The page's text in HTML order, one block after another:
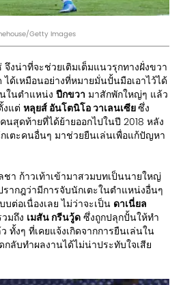
Getty Images
งน่าที่จะช่วยเติมเต็มแนวรุกทางฝั่งขวา
ได้เหมือนอย่างที่หมายมั่นปั้นมือเอาไว้ได้
ในตำแหน่ง ปีกขวา มาสักพักใหญ่ๆ แล้ว
แต่ หลุยส์ อันโตนิโอ วาเลนเซียซึ่ง
สุดท้ายที่ได้ย้ายออกไปในปี 2018 หลัง
เตะคนอื่นๆ มาช่วยยืนเล่นเพื่อแก้ปัญหา
า ก้าวเท้าเข้ามาสวมบทเป็นนายใหญ่
ากฎว่ามีการจับนักเตะในตำแหน่งอื่นๆ
ต่อเนื่องเลย ไม่ว่าจะเป็น ดาเนี่ยล
มถึง เมสัน กรีนวู้ด ซึ่งถูกปลุกปั้นให้ทำ
งๆ ที่เคยแจ้งเกิดจากการยืนเล่นใน
ลับทำผลงานได้ไม่น่าประทับใจเสีย